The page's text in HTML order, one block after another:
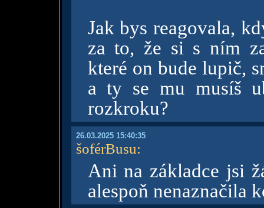
Jak bys reagovala,
za to, že si s ním
které on bude lupič,
a ty se mu musíš
rozkroku?
26.03.2025 15:40:35
šoférBusu:
Ani na základce jsi
alespoň nenaznačila